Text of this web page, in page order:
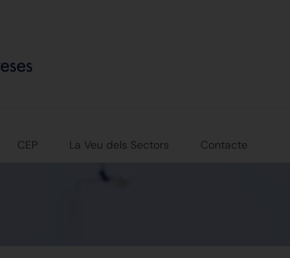
CEP La Veu dels Sectors Contacte